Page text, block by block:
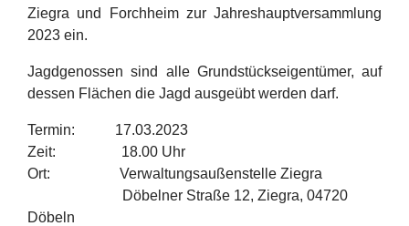
Ziegra und Forchheim zur Jahreshauptversammlung
2023 ein.
Jagdgenossen sind alle Grundstückseigentümer, auf
dessen Flächen die Jagd ausgeübt werden darf.
Termin: 17.03.2023
Zeit: 18.00 Uhr
Ort: Verwaltungsaußenstelle Ziegra
Döbelner Straße 12, Ziegra, 04720
Döbeln